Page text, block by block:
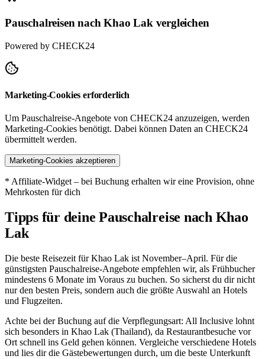
Pauschalreisen nach Khao Lak vergleichen
Powered by CHECK24
Marketing-Cookies erforderlich
Um Pauschalreise-Angebote von CHECK24 anzuzeigen, werden
Marketing-Cookies benötigt. Dabei können Daten an CHECK24
übermittelt werden.
Marketing-Cookies akzeptieren
* Affiliate-Widget – bei Buchung erhalten wir eine Provision, ohne
Mehrkosten für dich
Tipps für deine Pauschalreise nach Khao
Lak
Die beste Reisezeit für Khao Lak ist November–April. Für die
günstigsten Pauschalreise-Angebote empfehlen wir, als Frühbucher
mindestens 6 Monate im Voraus zu buchen. So sicherst du dir nicht
nur den besten Preis, sondern auch die größte Auswahl an Hotels
und Flugzeiten.
Achte bei der Buchung auf die Verpflegungsart: All Inclusive lohnt
sich besonders in Khao Lak (Thailand), da Restaurantbesuche vor
Ort schnell ins Geld gehen können. Vergleiche verschiedene Hotels
und lies dir die Gästebewertungen durch, um die beste Unterkunft